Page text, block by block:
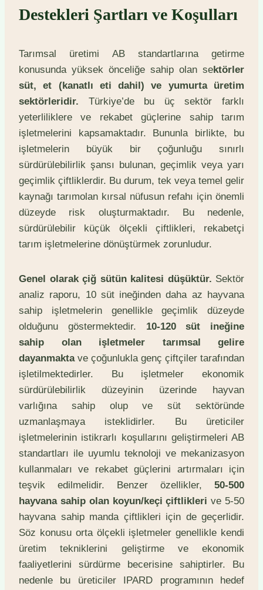
Destekleri Şartları ve Koşulları
Tarımsal üretimi AB standartlarına getirme
konusunda yüksek önceliğe sahip olan sektörler
süt, et (kanatlı eti dahil) ve yumurta üretim
sektörleridir. Türkiye’de bu üç sektör farklı
yeterliliklere ve rekabet güçlerine sahip tarım
işletmelerini kapsamaktadır. Bununla birlikte, bu
işletmelerin büyük bir çoğunluğu sınırlı
sürdürülebilirlik şansı bulunan, geçimlik veya yarı
geçimlik çiftliklerdir. Bu durum, tek veya temel gelir
kaynağı tarımolan kırsal nüfusun refahı için önemli
düzeyde risk oluşturmaktadır. Bu nedenle,
sürdürülebilir küçük ölçekli çiftlikleri, rekabetçi
tarım işletmelerine dönüştürmek zorunludur.
Genel olarak çiğ sütün kalitesi düşüktür. Sektör
analiz raporu, 10 süt ineğinden daha az hayvana
sahip işletmelerin genellikle geçimlik düzeyde
olduğunu göstermektedir. 10-120 süt ineğine
sahip olan işletmeler tarımsal gelire
dayanmaktave çoğunlukla genç çiftçiler tarafından
işletilmektedirler. Bu işletmeler ekonomik
sürdürülebilirlik düzeyinin üzerinde hayvan
varlığına sahip olup ve süt sektöründe
uzmanlaşmaya isteklidirler. Bu üreticiler
işletmelerinin istikrarlı koşullarını geliştirmeleri AB
standartları ile uyumlu teknoloji ve mekanizasyon
kullanmaları ve rekabet güçlerini artırmaları için
teşvik edilmelidir. Benzer özellikler, 50-500
hayvana sahip olan koyun/keçi çiftlikleri ve 5-50
hayvana sahip manda çiftlikleri için de geçerlidir.
Söz konusu orta ölçekli işletmeler genellikle kendi
üretim tekniklerini geliştirme ve ekonomik
faaliyetlerini sürdürme becerisine sahiptirler. Bu
nedenle bu üreticiler IPARD programının hedef